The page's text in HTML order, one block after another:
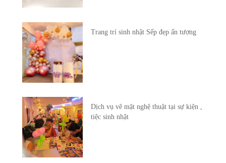
Trang trí sinh nhật Sếp đẹp ấn tượng
Dịch vụ vẽ mặt nghệ thuật tại sự kiện ,
tiệc sinh nhật